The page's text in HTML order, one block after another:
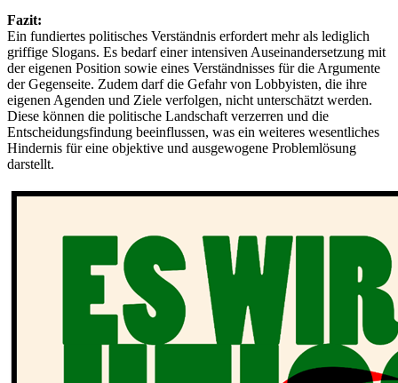
Fazit:
Ein fundiertes politisches Verständnis erfordert mehr als lediglich
griffige Slogans. Es bedarf einer intensiven Auseinandersetzung mit
der eigenen Position sowie eines Verständnisses für die Argumente
der Gegenseite. Zudem darf die Gefahr von Lobbyisten, die ihre
eigenen Agenden und Ziele verfolgen, nicht unterschätzt werden.
Diese können die politische Landschaft verzerren und die
Entscheidungsfindung beeinflussen, was ein weiteres wesentliches
Hindernis für eine objektive und ausgewogene Problemlösung
darstellt.